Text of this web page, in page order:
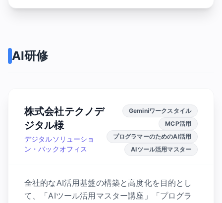
AI研修
株式会社テクノデ
ジタル様
デジタルソリューショ
ン・バックオフィス
Geminiワークスタイル
MCP活用
プログラマーのためのAI活用
AIツール活用マスター
全社的なAI活用基盤の構築と高度化を目的とし
て、「AIツール活用マスター講座」「プログラ